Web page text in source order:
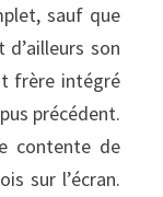
sauf que
son
frère intégré
précédent.
contente de
sur l’écran.